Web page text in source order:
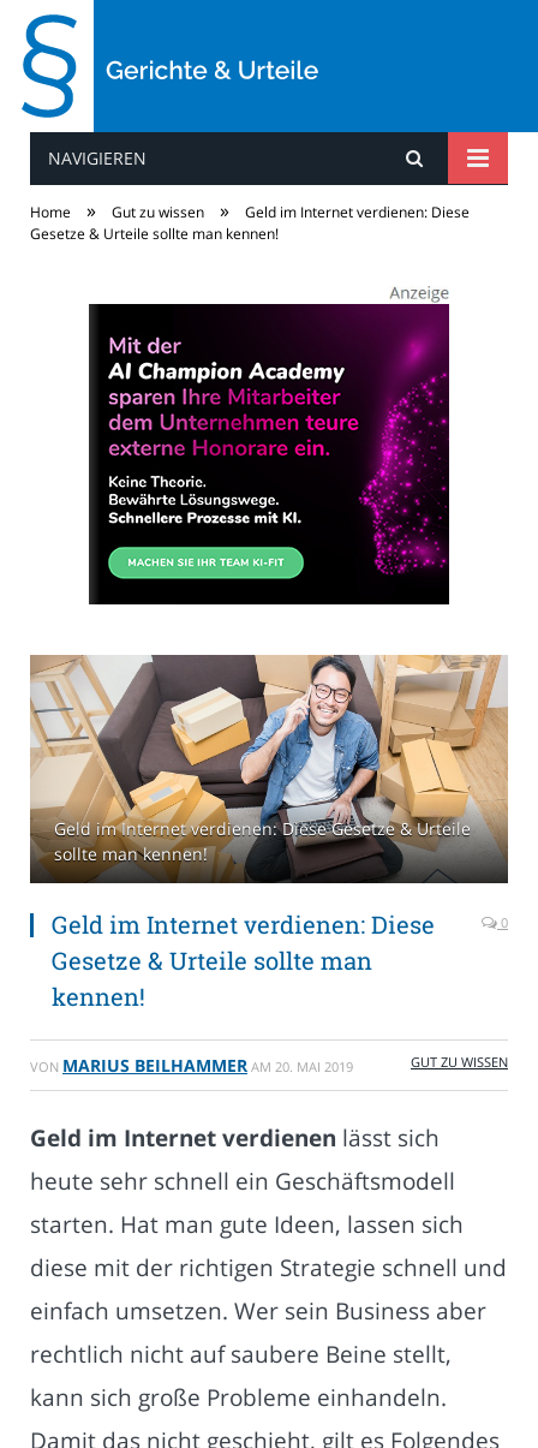
Gerichte & Urteile
NAVIGIEREN
Home » Gut zu wissen »
Geld im Internet verdienen: Diese
Gesetze & Urteile sollte man kennen!
Geld im Internet verdienen: Diese Gesetze & Urteile
sollte man kennen!
Geld im Internet verdienen: Diese
Gesetze & Urteile sollte man
kennen!
0
VON MARIUS BEILHAMMER AM 20. MAI 2019 GUT ZU WISSEN
Geld im Internet verdienen lässt sich
heute sehr schnell ein Geschäftsmodell
starten. Hat man gute Ideen, lassen sich
diese mit der richtigen Strategie schnell und
einfach umsetzen. Wer sein Business aber
rechtlich nicht auf saubere Beine stellt,
kann sich große Probleme einhandeln.
Damit das nicht geschieht, gilt es Folgendes